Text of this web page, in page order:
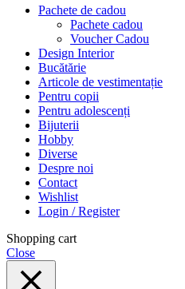
Pachete de cadou
Pachete cadou
Voucher Cadou
Design Interior
Bucătărie
Articole de vestimentație
Pentru copii
Pentru adolescenți
Bijuterii
Hobby
Diverse
Despre noi
Contact
Wishlist
Login / Register
Shopping cart
Close